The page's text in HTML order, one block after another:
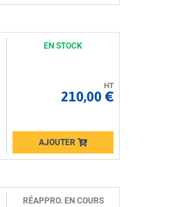
EN STOCK
HT
210,00 €
AJOUTER
Loading...
RÉAPPRO. EN COURS